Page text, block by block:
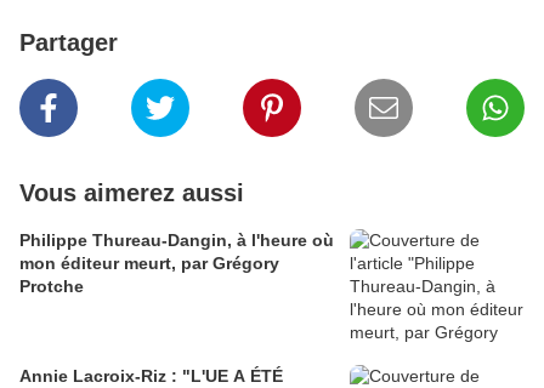
Partager
Vous aimerez aussi
Philippe Thureau-Dangin, à l'heure où
mon éditeur meurt, par Grégory
Protche
Annie Lacroix-Riz : "L'UE A ÉTÉ